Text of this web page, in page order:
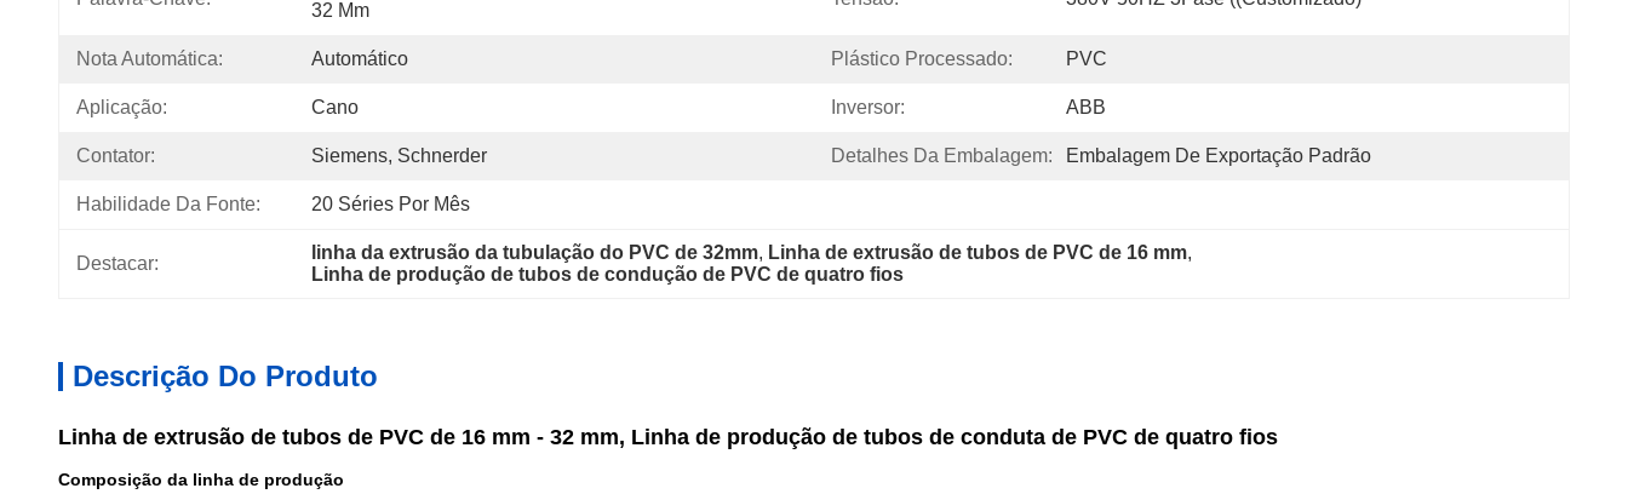
32 Mm
Nota Automática: Automático Plástico Processado: PVC
Aplicação: Cano Inversor: ABB
Contator: Siemens, Schnerder Detalhes Da Embalagem: Embalagem De Exportação Padrão
Habilidade Da Fonte: 20 Séries Por Mês
Destacar:
linha da extrusão da tubulação do PVC de 32mm, Linha de extrusão de tubos de PVC de 16 mm,
Linha de produção de tubos de condução de PVC de quatro fios
Descrição Do Produto
Linha de extrusão de tubos de PVC de 16 mm - 32 mm, Linha de produção de tubos de conduta de PVC de quatro fios
Composição da linha de produção